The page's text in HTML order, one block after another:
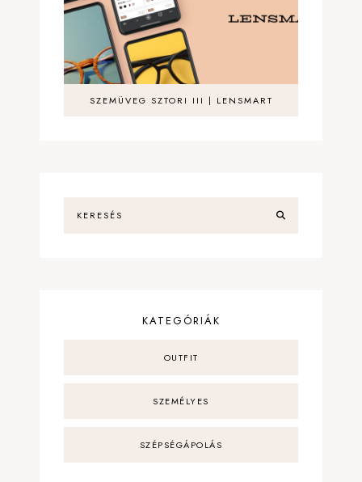
SZEMÜVEG SZTORI III | LENSMART
KATEGÓRIÁK
OUTFIT
SZEMÉLYES
SZÉPSÉGÁPOLÁS